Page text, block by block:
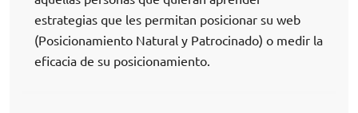
estrategias que les permitan posicionar su web
(Posicionamiento Natural y Patrocinado) o medir la
eficacia de su posicionamiento.